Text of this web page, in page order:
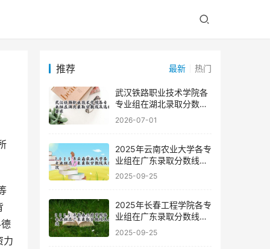
力
推荐 最新 热门
武汉铁路职业技术学院各
专业组在湖北录取分数线
及选科要求
2026-07-01
2025年云南农业大学各专
业组在广东录取分数线及
位次
2025-09-25
2025年长春工程学院各专
业组在广东录取分数线及
位次
2025-09-25